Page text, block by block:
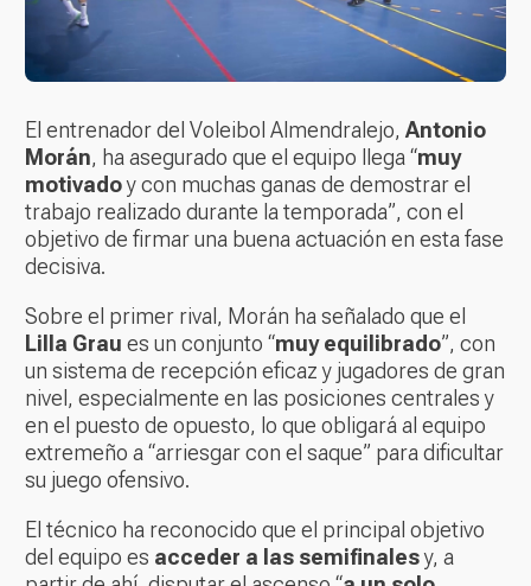
El entrenador del Voleibol Almendralejo, Antonio
Morán, ha asegurado que el equipo llega “muy
motivadoy con muchas ganas de demostrar el
trabajo realizado durante la temporada”, con el
objetivo de firmar una buena actuación en esta fase
decisiva.
Sobre el primer rival, Morán ha señalado que el
Lilla Grau es un conjunto “muy equilibrado”, con
un sistema de recepción eficaz y jugadores de gran
nivel, especialmente en las posiciones centrales y
en el puesto de opuesto, lo que obligará al equipo
extremeño a “arriesgar con el saque” para dificultar
su juego ofensivo.
El técnico ha reconocido que el principal objetivo
del equipo es acceder a las semifinalesy, a